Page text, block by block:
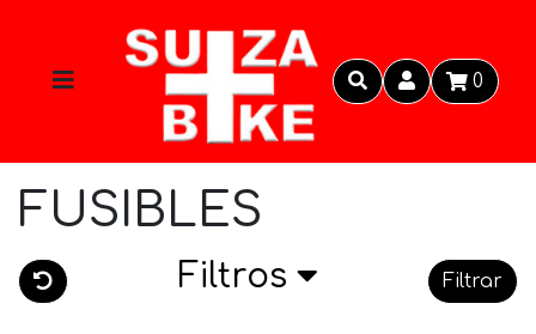
0
FUSIBLES
Filtros Filtrar